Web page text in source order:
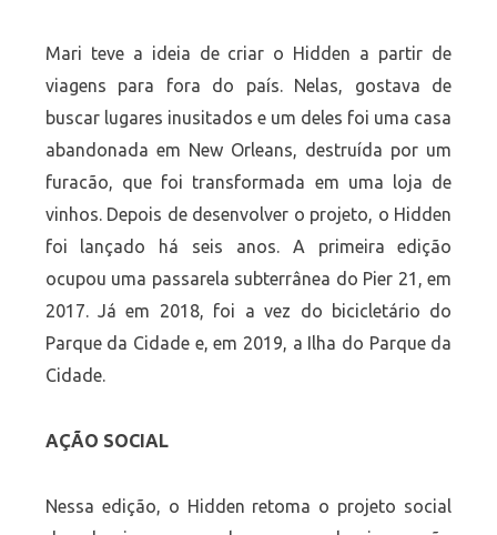
Mari teve a ideia de criar o Hidden a partir de
viagens para fora do país. Nelas, gostava de
buscar lugares inusitados e um deles foi uma casa
abandonada em New Orleans, destruída por um
furacão, que foi transformada em uma loja de
vinhos. Depois de desenvolver o projeto, o Hidden
foi lançado há seis anos. A primeira edição
ocupou uma passarela subterrânea do Pier 21, em
2017. Já em 2018, foi a vez do bicicletário do
Parque da Cidade e, em 2019, a Ilha do Parque da
Cidade.
AÇÃO SOCIAL
Nessa edição, o Hidden retoma o projeto social